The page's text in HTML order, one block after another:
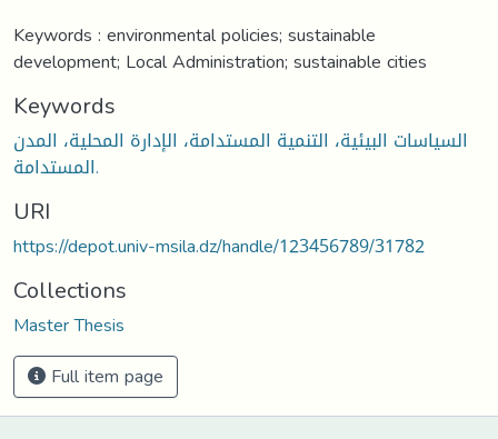
Keywords : environmental policies; sustainable
development; Local Administration; sustainable cities
Keywords
السياسات البيئية، التنمية المستدامة، الإدارة المحلية، المدن
المستدامة.
URI
https://depot.univ-msila.dz/handle/123456789/31782
Collections
Master Thesis
Full item page